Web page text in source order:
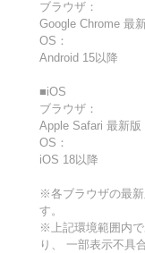
ブラウザ：
Google Chrome 最
OS：
Android 15以降
■iOS
ブラウザ：
Apple Safari 最新版
OS：
iOS 18以降
※各ブラウザの最
す。
※上記環境範囲内
り、 一部表示不具